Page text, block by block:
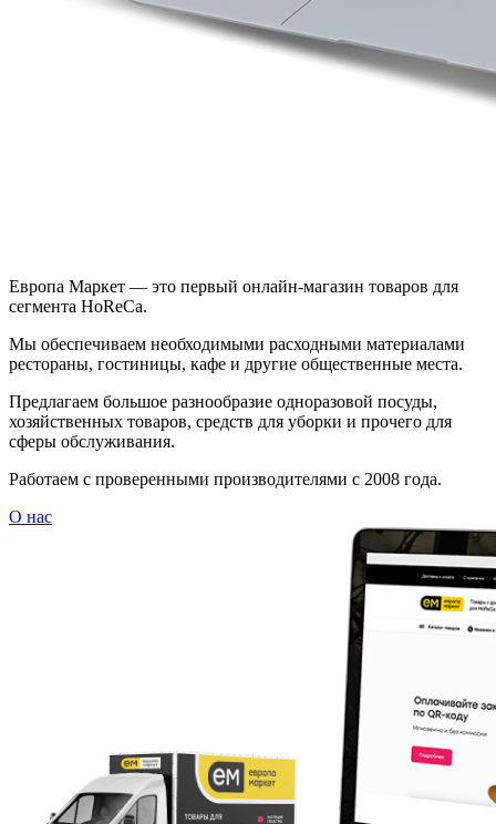
Европа Маркет — это первый онлайн-магазин товаров для
сегмента HoReCa.
Мы обеспечиваем необходимыми расходными материалами
рестораны, гостиницы, кафе и другие общественные места.
Предлагаем большое разнообразие одноразовой посуды,
хозяйственных товаров, средств для уборки и прочего для
сферы обслуживания.
Работаем с проверенными производителями с 2008 года.
О нас